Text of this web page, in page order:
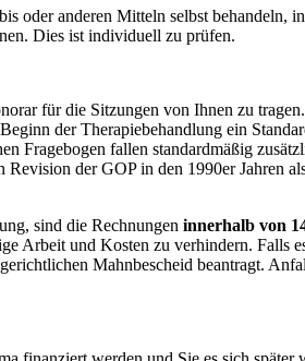
oder anderen Mitteln selbst behandeln,
Dies ist individuell zu prüfen.
für die Sitzungen von Ihnen zu
der Therapiebehandlung ein
Fragebogen fallen standardmäßig
der GOP in den 1990er Jahren
sind die Rechnungen innerhalb von
Arbeit und Kosten zu verhindern. Falls
Mahnbescheid beantragt.